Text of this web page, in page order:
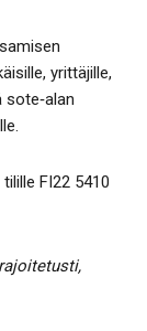
yrittäjille,
sote‑alan
FI22 5410